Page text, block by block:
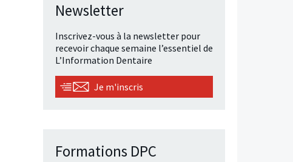
Newsletter
Inscrivez-vous à la newsletter pour
recevoir chaque semaine l’essentiel de
L’Information Dentaire
Je m'inscris
Formations DPC